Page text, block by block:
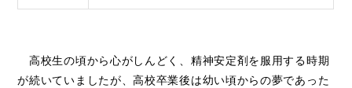
高校生の頃から心がしんどく、精神安定剤を服用する時期
が続いていましたが、高校卒業後は幼い頃からの夢であった